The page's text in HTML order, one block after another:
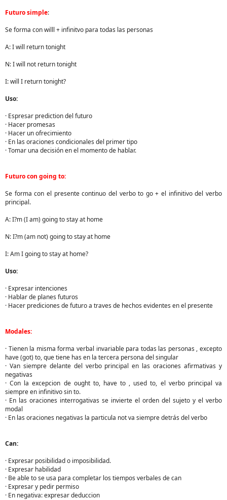
Futuro simple:
Se forma con willl + infinitvo para todas las personas
A: I will return tonight
N: I will not return tonight
I: will I return tonight?
Uso:
· Espresar prediction del futuro
· Hacer promesas
· Hacer un ofrecimiento
· En las oraciones condicionales del primer tipo
· Tomar una decisión en el momento de hablar.
Futuro con going to:
Se forma con el presente continuo del verbo to go + el infinitivo del verbo
principal.
A: I?m (I am) going to stay at home
N: I?m (am not) going to stay at home
I: Am I going to stay at home?
Uso:
· Expresar intenciones
· Hablar de planes futuros
· Hacer prediciones de futuro a traves de hechos evidentes en el presente
Modales:
· Tienen la misma forma verbal invariable para todas las personas , excepto
have (got) to, que tiene has en la tercera persona del singular
· Van siempre delante del verbo principal en las oraciones afirmativas y
negativas
· Con la excepcion de ought to, have to , used to, el verbo principal va
siempre en infinitivo sin to.
· En las oraciones interrogativas se invierte el orden del sujeto y el verbo
modal
· En las oraciones negativas la particula not va siempre detrás del verbo
Can:
· Expresar posibilidad o imposibilidad.
· Expresar habilidad
· Be able to se usa para completar los tiempos verbales de can
· Expresar y pedir permiso
· En negativa: expresar deduccion